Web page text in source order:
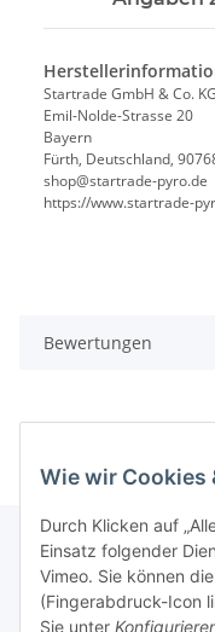
Wie wir Cookies
Durch Klicken auf
Einsatz folgender
Vimeo. Sie können
(Fingerabdruck-Icon
Sie unter
Startrade GmbH & Co. KG
Emil-Nolde-Strasse 20
Bayern
Fürth, Deutschland,
shop@startrade-pyro.de
https://www.startrade-
Bewertungen
Informationen